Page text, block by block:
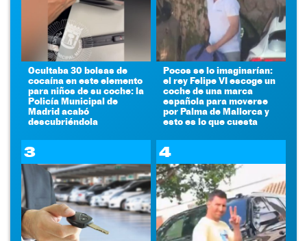
Ocultaba 30 bolsas de
cocaína en este elemento
para niños de su coche: la
Policía Municipal de
Madrid acabó
descubriéndola
Pocos se lo imaginarían:
el rey Felipe VI escoge un
coche de una marca
española para moverse
por Palma de Mallorca y
esto es lo que cuesta
3 4